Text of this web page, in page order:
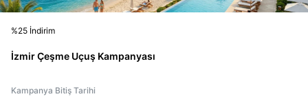
%25 İndirim
İzmir Çeşme Uçuş Kampanyası
Kampanya Bitiş Tarihi